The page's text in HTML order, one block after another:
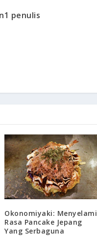
penulis
Okonomiyaki: Menyelami
Rasa Pancake Jepang
Yang Serbaguna